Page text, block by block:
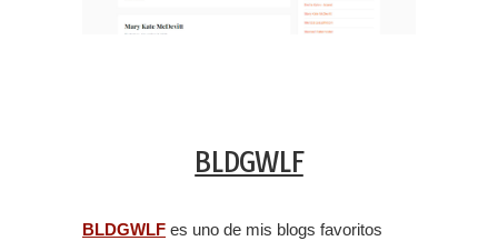
BLDGWLF
BLDGWLF es uno de mis blogs favoritos